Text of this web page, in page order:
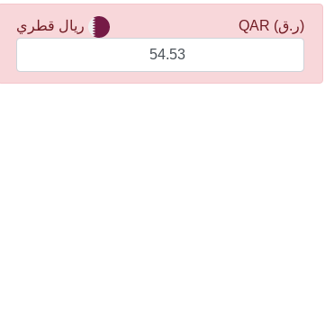
ريال قطري (ر.ق) QAR